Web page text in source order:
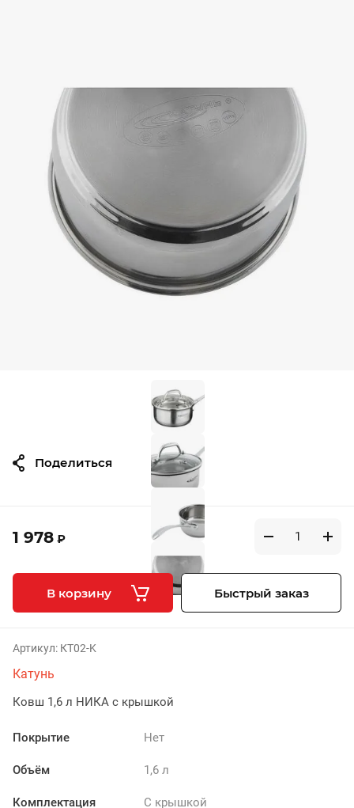
1 978 ₽
В корзину Быстрый заказ
Артикул: КТ02-K
Катунь
Ковш 1,6 л НИКА с крышкой
Покрытие Нет
Объём 1,6 л
Комплектация С крышкой
Поделиться